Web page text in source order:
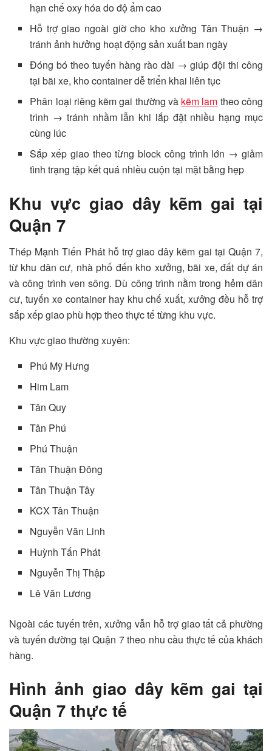
hạn chế oxy hóa do độ ẩm cao
Hỗ trợ giao ngoài giờ cho kho xưởng Tân Thuận →
tránh ảnh hưởng hoạt động sản xuất ban ngày
Đóng bó theo tuyến hàng rào dài → giúp đội thi công
tại bãi xe, kho container dễ triển khai liên tục
Phân loại riêng kẽm gai thường và kẽm lam theo công
trình → tránh nhầm lẫn khi lắp đặt nhiều hạng mục
cùng lúc
Sắp xếp giao theo từng block công trình lớn → giảm
tình trạng tập kết quá nhiều cuộn tại mặt bằng hẹp
Khu vực giao dây kẽm gai tại
Quận 7
Thép Mạnh Tiến Phát hỗ trợ giao dây kẽm gai tại Quận 7,
từ khu dân cư, nhà phố đến kho xưởng, bãi xe, đất dự án
và công trình ven sông. Dù công trình nằm trong hẻm dân
cư, tuyến xe container hay khu chế xuất, xưởng đều hỗ trợ
sắp xếp giao phù hợp theo thực tế từng khu vực.
Khu vực giao thường xuyên:
Phú Mỹ Hưng
Him Lam
Tân Quy
Tân Phú
Phú Thuận
Tân Thuận Đông
Tân Thuận Tây
KCX Tân Thuận
Nguyễn Văn Linh
Huỳnh Tấn Phát
Nguyễn Thị Thập
Lê Văn Lương
Ngoài các tuyến trên, xưởng vẫn hỗ trợ giao tất cả phường
và tuyến đường tại Quận 7 theo nhu cầu thực tế của khách
hàng.
Hình ảnh giao dây kẽm gai tại
Quận 7 thực tế